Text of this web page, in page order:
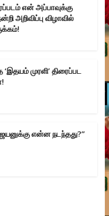
என் அப்பாவுக்கு
அறிவிப்பு விழாவில்
முரளி’ திரைப்பட
என்ன நடந்தது?”